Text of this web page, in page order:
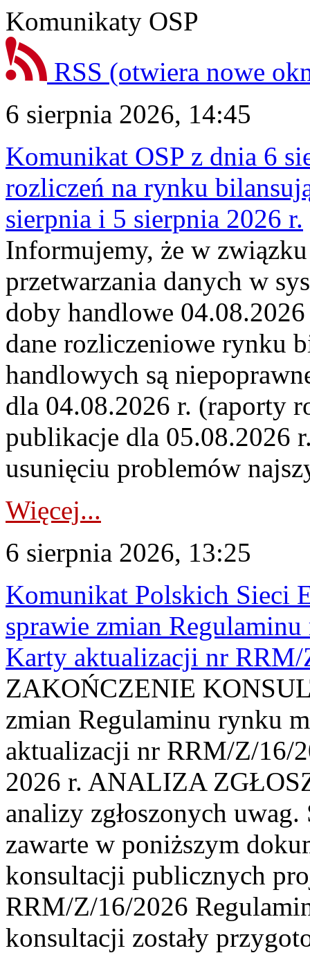
Komunikaty OSP
RSS (otwiera nowe
6 sierpnia 2026, 14:45
Komunikat OSP z dnia 6
rozliczeń na rynku
sierpnia i 5 sierpnia 2026 r.
Informujemy, że w
przetwarzania danych w
doby handlowe
dane rozliczeniowe rynku
handlowych są
dla 04.08.2026 r. (raporty
publikacje dla 05.08.2026
usunięciu problemów
Więcej...
6 sierpnia 2026, 13:25
Komunikat Polskich Sieci
sprawie zmian
Karty aktualizacji nr
ZAKOŃCZENIE
zmian Regulaminu rynku
aktualizacji nr RRM/Z/16/
2026 r. ANALIZA
analizy zgłoszonych
zawarte w poniższym
konsultacji publicznych
RRM/Z/16/2026
konsultacji zostały